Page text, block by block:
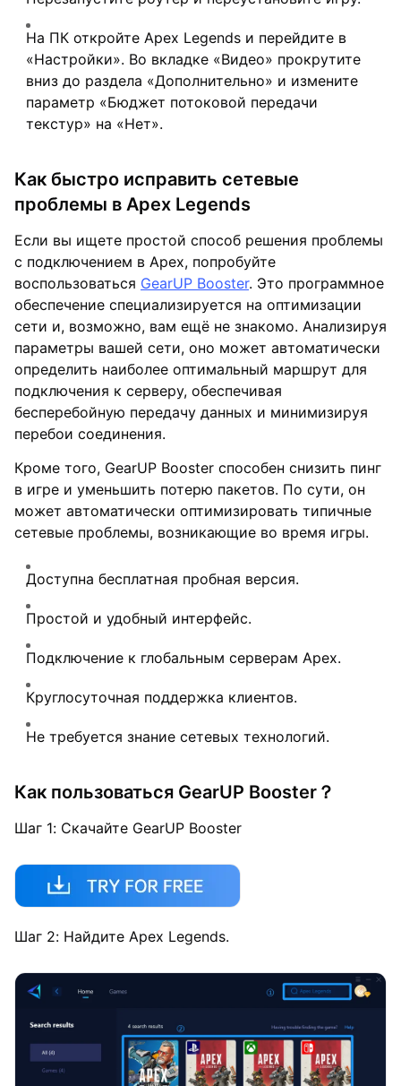
На ПК откройте Apex Legends и перейдите в
«Настройки». Во вкладке «Видео» прокрутите
вниз до раздела «Дополнительно» и измените
параметр «Бюджет потоковой передачи
текстур» на «Нет».
Как быстро исправить сетевые
проблемы в Apex Legends
Если вы ищете простой способ решения проблемы
с подключением в Apex, попробуйте
воспользоваться GearUP Booster. Это программное
обеспечение специализируется на оптимизации
сети и, возможно, вам ещё не знакомо. Анализируя
параметры вашей сети, оно может автоматически
определить наиболее оптимальный маршрут для
подключения к серверу, обеспечивая
бесперебойную передачу данных и минимизируя
перебои соединения.
Кроме того, GearUP Booster способен снизить пинг
в игре и уменьшить потерю пакетов. По сути, он
может автоматически оптимизировать типичные
сетевые проблемы, возникающие во время игры.
Доступна бесплатная пробная версия.
Простой и удобный интерфейс.
Подключение к глобальным серверам Apex.
Круглосуточная поддержка клиентов.
Не требуется знание сетевых технологий.
Как пользоваться GearUP Booster？
Шаг 1: Скачайте GearUP Booster
Шаг 2: Найдите Apex Legends.